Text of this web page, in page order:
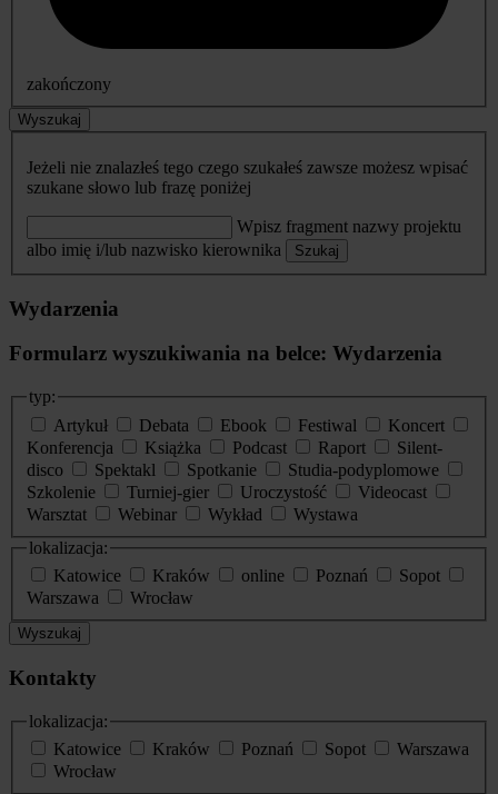
zakończony
Wyszukaj
Jeżeli nie znalazłeś tego czego szukałeś zawsze możesz wpisać
szukane słowo lub frazę poniżej
Wpisz fragment nazwy projektu
albo imię i/lub nazwisko kierownika
Szukaj
Wydarzenia
Formularz wyszukiwania na belce: Wydarzenia
typ:
Artykuł
Debata Ebook Festiwal
Koncert
Konferencja
Książka Podcast Raport
Silent-
disco
Spektakl Spotkanie
Studia-podyplomowe
Szkolenie
Turniej-gier Uroczystość
Videocast
Warsztat
Webinar Wykład
Wystawa
lokalizacja:
Katowice
Kraków online Poznań
Sopot
Warszawa
Wrocław
Wyszukaj
Kontakty
lokalizacja:
Katowice
Kraków Poznań Sopot
Warszawa
Wrocław